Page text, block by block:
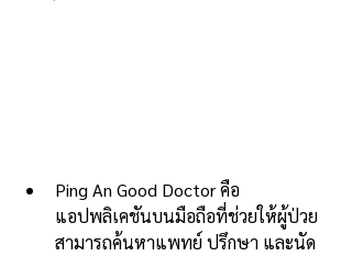
Ping An Good Doctor คือ
แอปพลิเคชันบนมือถือที่ช่วยให้ผู้ป่วย
สามารถค้นหาแพทย์ ปรึกษา และนัด